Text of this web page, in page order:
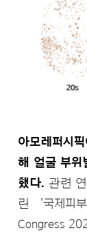
아모레퍼시
해 얼굴 부위
했다. 관련
린 '국제피
Congress